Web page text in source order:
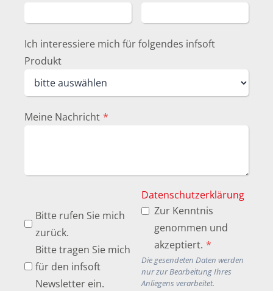
Ich interessiere mich für folgendes infsoft
Produkt
Meine Nachricht *
Bitte rufen Sie mich
zurück.
Bitte tragen Sie mich
für den infsoft
Newsletter ein.
Datenschutzerklärung
Zur Kenntnis
genommen und
akzeptiert. *
Die gesendeten Daten werden
nur zur Bearbeitung Ihres
Anliegens verarbeitet.